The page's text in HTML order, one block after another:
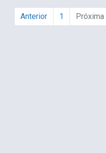
Anterior 1 Próxima